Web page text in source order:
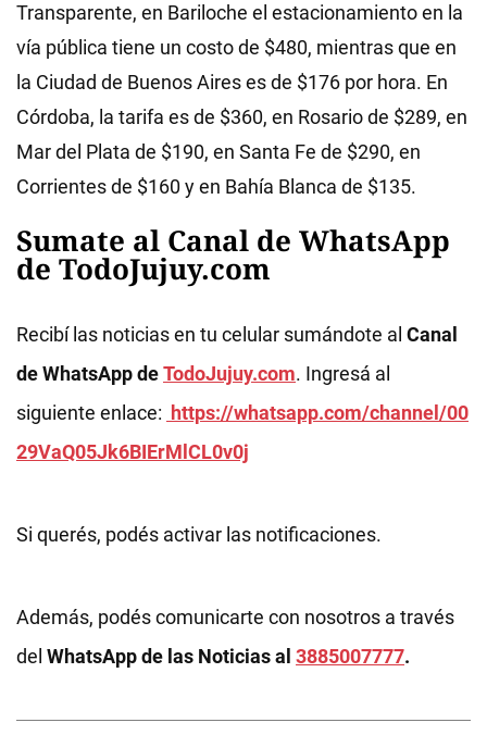
Transparente, en Bariloche el estacionamiento en la
vía pública tiene un costo de $480, mientras que en
la Ciudad de Buenos Aires es de $176 por hora. En
Córdoba, la tarifa es de $360, en Rosario de $289, en
Mar del Plata de $190, en Santa Fe de $290, en
Corrientes de $160 y en Bahía Blanca de $135.
Sumate al Canal de WhatsApp
de TodoJujuy.com
Recibí las noticias en tu celular sumándote al Canal
de WhatsApp deTodoJujuy.com. Ingresá al
siguiente enlace: https://whatsapp.com/channel/00
29VaQ05Jk6BIErMlCL0v0j
Si querés, podés activar las notificaciones.
Además, podés comunicarte con nosotros a través
del WhatsApp de las Noticias al 3885007777.